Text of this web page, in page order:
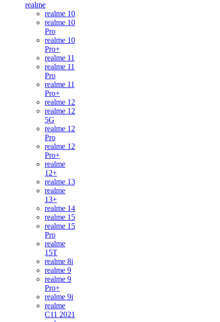
realme
realme 10
realme 10
Pro
realme 10
Pro+
realme 11
realme 11
Pro
realme 11
Pro+
realme 12
realme 12
5G
realme 12
Pro
realme 12
Pro+
realme
12+
realme 13
realme
13+
realme 14
realme 15
realme 15
Pro
realme
15T
realme 8i
realme 9
realme 9
Pro+
realme 9i
realme
C11 2021